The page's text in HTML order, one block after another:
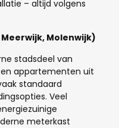
– altijd volgens
Molenwijk)
stadsdeel van
appartementen uit
standaard
Veel
meterkast